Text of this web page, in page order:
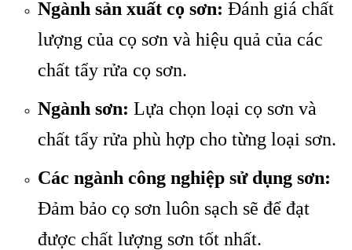
Ngành sản xuất cọ sơn: Đánh giá chất
lượng của cọ sơn và hiệu quả của các
chất tẩy rửa cọ sơn.
Ngành sơn: Lựa chọn loại cọ sơn và
chất tẩy rửa phù hợp cho từng loại sơn.
Các ngành công nghiệp sử dụng sơn:
Đảm bảo cọ sơn luôn sạch sẽ để đạt
được chất lượng sơn tốt nhất.